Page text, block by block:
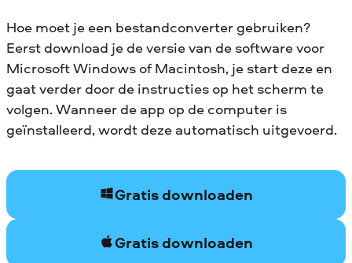
Hoe moet je een bestandconverter gebruiken?
Eerst download je de versie van de software voor
Microsoft Windows of Macintosh, je start deze en
gaat verder door de instructies op het scherm te
volgen. Wanneer de app op de computer is
geïnstalleerd, wordt deze automatisch uitgevoerd.
Gratis downloaden
Gratis downloaden